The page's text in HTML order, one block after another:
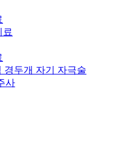
료
경두개 자기 자극술
사